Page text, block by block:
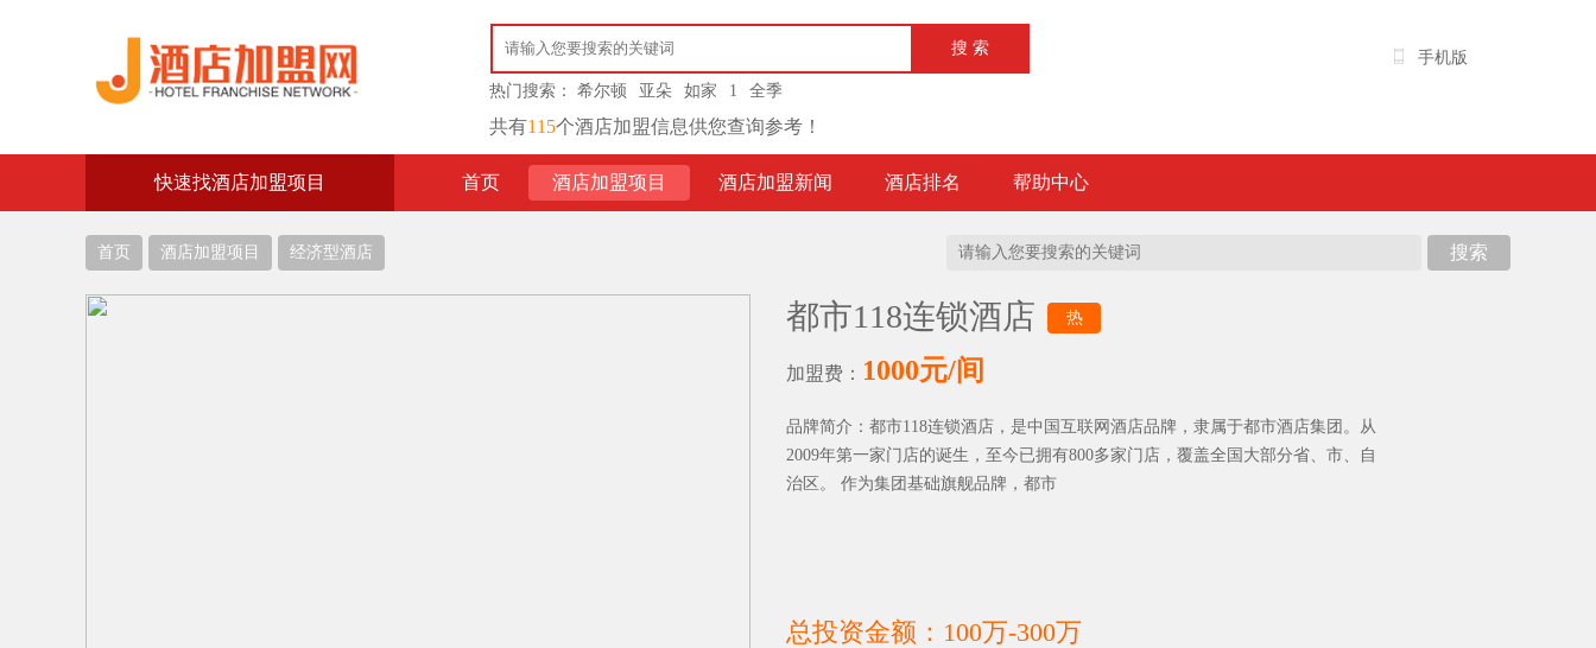
热门搜索： 希尔顿 亚朵 如家 1 全季
共有115个酒店加盟信息供您查询参考！
手机版
快速找酒店加盟项目 首页 酒店加盟项目 酒店加盟新闻 酒店排名 帮助中心
首页 酒店加盟项目 经济型酒店
都市118连锁酒店 热
加盟费： 1000元/间
品牌简介：都市118连锁酒店，是中国互联网酒店品牌，隶属于都市酒店集团。从
2009年第一家门店的诞生，至今已拥有800多家门店，覆盖全国大部分省、市、自
治区。 作为集团基础旗舰品牌，都市
总投资金额：100万-300万